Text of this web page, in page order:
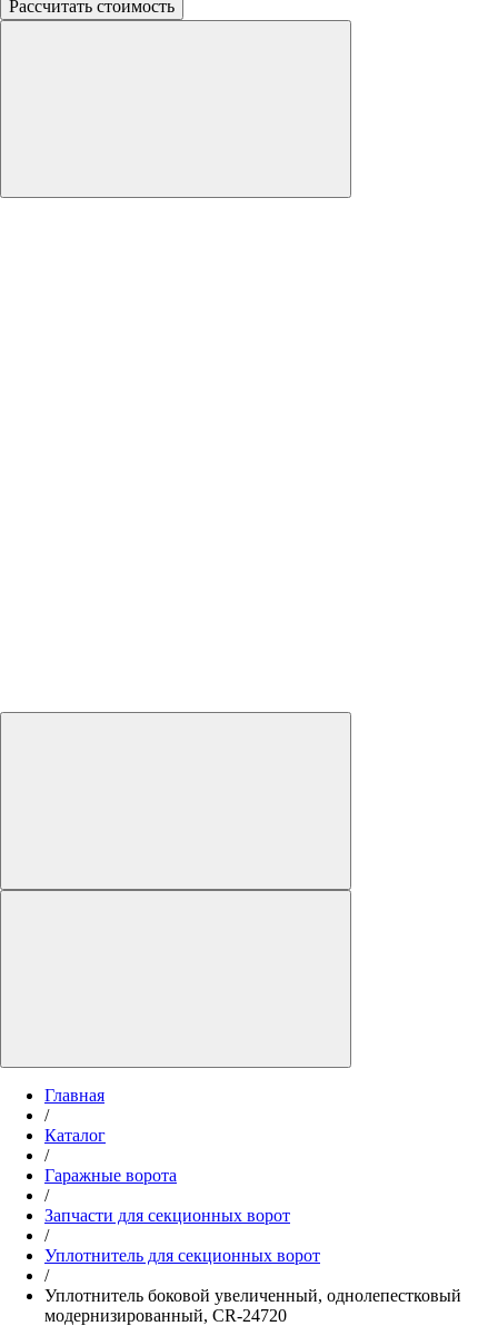
Рассчитать стоимость
Главная
/
Каталог
/
Гаражные ворота
/
Запчасти для секционных ворот
/
Уплотнитель для секционных ворот
/
Уплотнитель боковой увеличенный, однолепестковый
модернизированный, CR-24720